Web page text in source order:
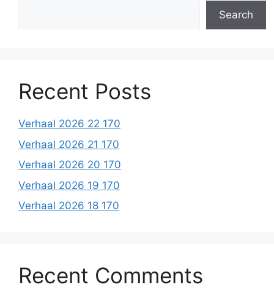
Search
Recent Posts
Verhaal 2026 22 170
Verhaal 2026 21 170
Verhaal 2026 20 170
Verhaal 2026 19 170
Verhaal 2026 18 170
Recent Comments